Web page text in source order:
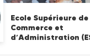
Ecole Supérieure de
Commerce et
d’Administration